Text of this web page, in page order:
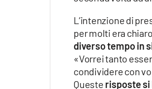
L’intenzione di
per molti era
diverso tempo in
«Vorrei tanto
condividere con
Queste risposte si